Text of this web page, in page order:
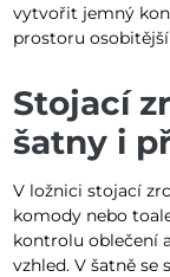
vytvořit jemný
prostoru osobitější
Stojací
šatny i
V ložnici stojací
komody nebo
kontrolu oblečení
vzhled. V šatně